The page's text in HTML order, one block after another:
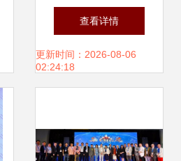
最终场完美落幕 一
场视听盛宴的告别
查看详情
更新时间：2026-08-06
02:24:18